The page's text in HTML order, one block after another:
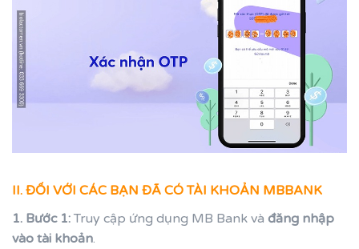
II. ĐỐI VỚI CÁC BẠN ĐÃ CÓ TÀI KHOẢN MBBANK
1. Bước 1: Truy cập ứng dụng MB Bank và đăng nhập
vào tài khoản.